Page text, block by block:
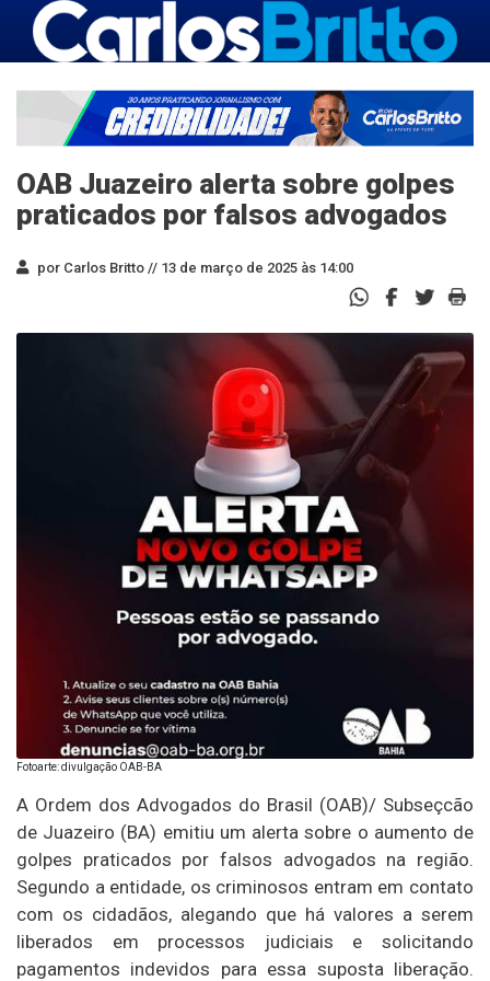
OAB Juazeiro alerta sobre golpes
praticados por falsos advogados
por Carlos Britto // 13 de março de 2025 às 14:00
Fotoarte: divulgação OAB-BA
A Ordem dos Advogados do Brasil (OAB)/ Subseçcão
de Juazeiro (BA) emitiu um alerta sobre o aumento de
golpes praticados por falsos advogados na região.
Segundo a entidade, os criminosos entram em contato
com os cidadãos, alegando que há valores a serem
liberados em processos judiciais e solicitando
pagamentos indevidos para essa suposta liberação.